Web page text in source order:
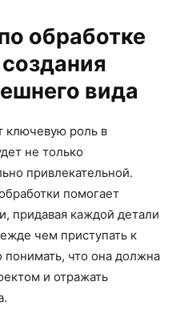
обработке
вида
ключевую роль в
не только
привлекательной.
помогает
придавая каждой детали
чем приступать к
что она должна
и отражать